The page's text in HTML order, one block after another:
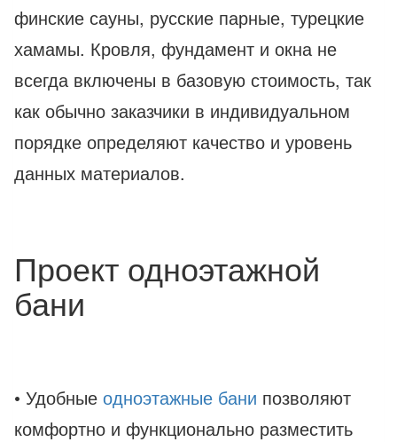
финские сауны, русские парные, турецкие
хамамы. Кровля, фундамент и окна не
всегда включены в базовую стоимость, так
как обычно заказчики в индивидуальном
порядке определяют качество и уровень
данных материалов.
Проект одноэтажной
бани
• Удобные одноэтажные бани позволяют
комфортно и функционально разместить